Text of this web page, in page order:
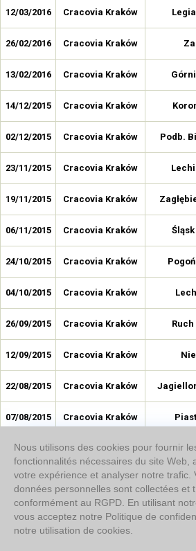
12/03/2016 Cracovia Kraków
26/02/2016 Cracovia Kraków
13/02/2016 Cracovia Kraków
14/12/2015 Cracovia Kraków
02/12/2015 Cracovia Kraków Podb.
23/11/2015 Cracovia Kraków
19/11/2015 Cracovia Kraków
06/11/2015 Cracovia Kraków
24/10/2015 Cracovia Kraków
04/10/2015 Cracovia Kraków
26/09/2015 Cracovia Kraków
12/09/2015 Cracovia Kraków
22/08/2015 Cracovia Kraków
07/08/2015 Cracovia Kraków
24/07/2015 Cracovia Kraków
02/06/2015 Cracovia Kraków Ruch
Cracovia Kraków
Nous utilisons des cookies pour fournir
fonctionnalités nécessaires du site Web,
votre expérience et analyser notre trafic.
données personnelles sont collectées et
conformément au RGPD. En utilisant
vous acceptez notre Politique de
notre utilisation de cookies.